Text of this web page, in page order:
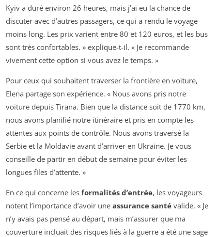
Kyiv a duré environ 26 heures, mais j’ai eu la chance de
discuter avec d’autres passagers, ce qui a rendu le voyage
moins long. Les prix varient entre 80 et 120 euros, et les bus
sont très confortables. » explique-t-il. « Je recommande
vivement cette option si vous avez le temps. »
Pour ceux qui souhaitent traverser la frontière en voiture,
Elena partage son expérience. « Nous avons pris notre
voiture depuis Tirana. Bien que la distance soit de 1770 km,
nous avons planifié notre itinéraire et pris en compte les
attentes aux points de contrôle. Nous avons traversé la
Serbie et la Moldavie avant d’arriver en Ukraine. Je vous
conseille de partir en début de semaine pour éviter les
longues files d’attente. »
En ce qui concerne les formalités d’entrée, les voyageurs
notent l’importance d’avoir une assurance santé valide. « Je
n’y avais pas pensé au départ, mais m’assurer que ma
couverture incluait des risques liés à la guerre a été une sage